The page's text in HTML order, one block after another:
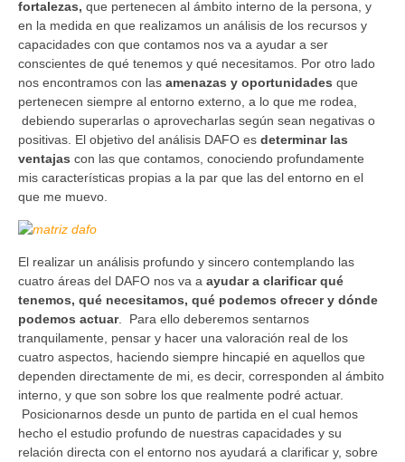
fortalezas, que pertenecen al ámbito interno de la persona, y
en la medida en que realizamos un análisis de los recursos y
capacidades con que contamos nos va a ayudar a ser
conscientes de qué tenemos y qué necesitamos. Por otro lado
nos encontramos con las amenazas y oportunidades que
pertenecen siempre al entorno externo, a lo que me rodea,
debiendo superarlas o aprovecharlas según sean negativas o
positivas. El objetivo del análisis DAFO es determinar las
ventajas con las que contamos, conociendo profundamente
mis características propias a la par que las del entorno en el
que me muevo.
El realizar un análisis profundo y sincero contemplando las
cuatro áreas del DAFO nos va a ayudar a clarificar qué
tenemos, qué necesitamos, qué podemos ofrecer y dónde
podemos actuar. Para ello deberemos sentarnos
tranquilamente, pensar y hacer una valoración real de los
cuatro aspectos, haciendo siempre hincapié en aquellos que
dependen directamente de mi, es decir, corresponden al ámbito
interno, y que son sobre los que realmente podré actuar.
Posicionarnos desde un punto de partida en el cual hemos
hecho el estudio profundo de nuestras capacidades y su
relación directa con el entorno nos ayudará a clarificar y, sobre